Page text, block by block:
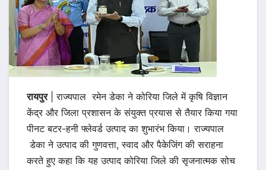
रायपुर| राज्यपाल रमेन डेका ने कोरिया जिले में कृषि विज्ञान
केंद्र और जिला प्रशासन के संयुक्त प्रयास से तैयार किया गया
पीनट बटर-हनी फ्लेवर्ड उत्पाद का शुभारंभ किया। राज्यपाल
डेका ने उत्पाद की गुणवत्ता, स्वाद और पैकेजिंग की सराहना
करते हुए कहा कि यह उत्पाद कोरिया जिले की सृजनात्मक सोच